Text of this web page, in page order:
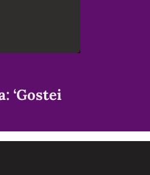
‘Gostei